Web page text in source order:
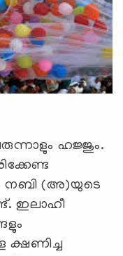
ഹജ്ജും.
നബി (അ)യുടെ
ഇലാഹീ
ക്ഷണിച്ച